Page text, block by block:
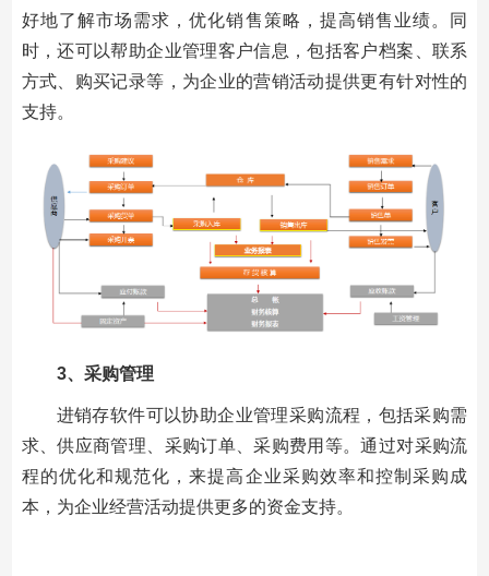
好地了解市场需求，优化销售策略，提高销售业绩。同
时，还可以帮助企业管理客户信息，包括客户档案、联系
方式、购买记录等，为企业的营销活动提供更有针对性的
支持。
3、 采购管理
进销存软件可以协助企业管理采购流程，包括采购需
求、供应商管理、采购订单、采购费用等。通过对采购流
程的优化和规范化，来提高企业采购效率和控制采购成
本，为企业经营活动提供更多的资金支持。